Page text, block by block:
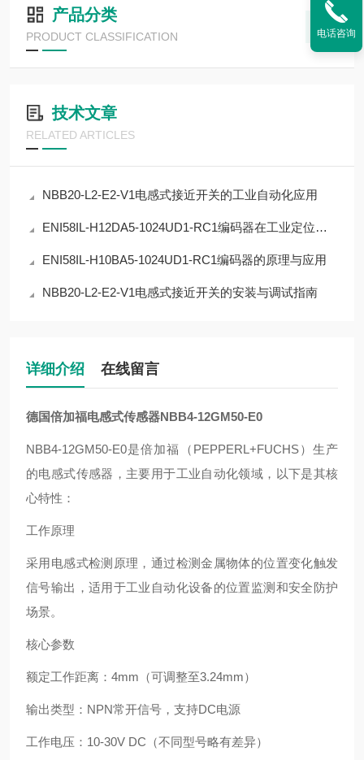
产品分类
PRODUCT CLASSIFICATION
技术文章
RELATED ARTICLES
NBB20-L2-E2-V1电感式接近开关的工业自动化应用
ENI58IL-H12DA5-1024UD1-RC1编码器在工业定位中的应用
ENI58IL-H10BA5-1024UD1-RC1编码器的原理与应用
NBB20-L2-E2-V1电感式接近开关的安装与调试指南
详细介绍 在线留言
德国倍加福电感式传感器NBB4-12GM50-E0
NBB4-12GM50-E0是倍加福（PEPPERL+FUCHS）生产
的电感式传感器，主要用于工业自动化领域，以下是其核
心特性：
工作原理
采用电感式检测原理，通过检测金属物体的位置变化触发
信号输出，适用于工业自动化设备的位置监测和安全防护
场景。 ‌
核心参数
‌额定工作距离‌：4mm（可调整至3.24mm） ‌
‌输出类型‌：NPN常开信号，支持DC电源 ‌
‌工作电压‌：10-30V DC（不同型号略有差异） ‌
电话咨询